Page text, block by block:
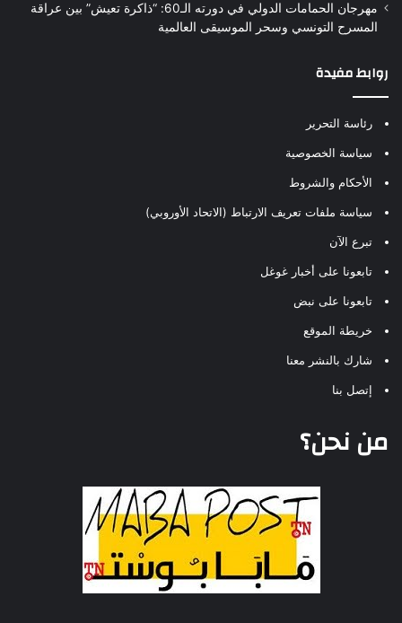
مهرجان الحمامات الدولي في دورته الـ60: “ذاكرة تعيش” بين عراقة
المسرح التونسي وسحر الموسيقى العالمية
روابط مفيدة
رئاسة التحرير
سياسة الخصوصية
الأحكام والشروط
سياسة ملفات تعريف الارتباط (الاتحاد الأوروبي)
تبرع الآن
تابعونا على أخبار غوغل
تابعونا على نبض
خريطة الموقع
شارك بالنشر معنا
إتصل بنا
من نحن؟